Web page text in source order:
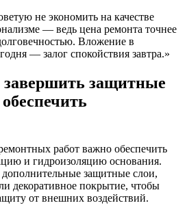
не экономить на качестве
— ведь цена ремонта точнее
Вложение в
— залог спокойствия завтра.»
защитные
работ важно обеспечить
и гидроизоляцию основания.
дополнительные защитные слои,
декоративное покрытие, чтобы
от внешних воздействий.